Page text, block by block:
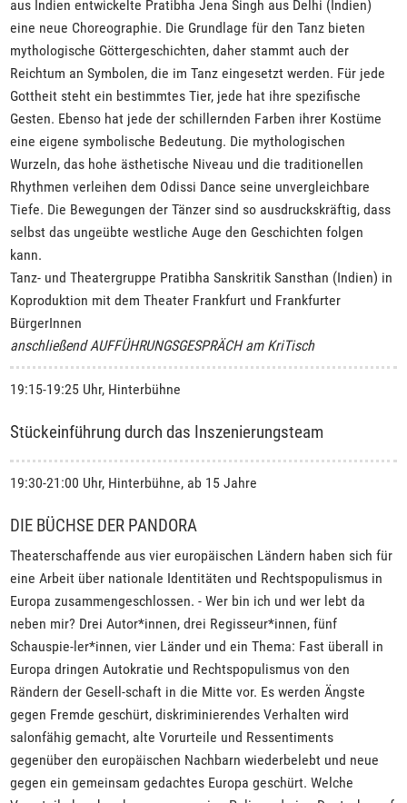
aus Indien entwickelte Pratibha Jena Singh aus Delhi (Indien)
eine neue Choreographie. Die Grundlage für den Tanz bieten
mythologische Göttergeschichten, daher stammt auch der
Reichtum an Symbolen, die im Tanz eingesetzt werden. Für jede
Gottheit steht ein bestimmtes Tier, jede hat ihre spezifische
Gesten. Ebenso hat jede der schillernden Farben ihrer Kostüme
eine eigene symbolische Bedeutung. Die mythologischen
Wurzeln, das hohe ästhetische Niveau und die traditionellen
Rhythmen verleihen dem Odissi Dance seine unvergleichbare
Tiefe. Die Bewegungen der Tänzer sind so ausdruckskräftig, dass
selbst das ungeübte westliche Auge den Geschichten folgen
kann.
Tanz- und Theatergruppe Pratibha Sanskritik Sansthan (Indien) in
Koproduktion mit dem Theater Frankfurt und Frankfurter
BürgerInnen
anschließend AUFFÜHRUNGSGESPRÄCH am KriTisch
19:15-19:25 Uhr, Hinterbühne
Stückeinführung durch das Inszenierungsteam
19:30-21:00 Uhr, Hinterbühne, ab 15 Jahre
DIE BÜCHSE DER PANDORA
Theaterschaffende aus vier europäischen Ländern haben sich für
eine Arbeit über nationale Identitäten und Rechtspopulismus in
Europa zusammengeschlossen. - Wer bin ich und wer lebt da
neben mir? Drei Autor*innen, drei Regisseur*innen, fünf
Schauspie-ler*innen, vier Länder und ein Thema: Fast überall in
Europa dringen Autokratie und Rechtspopulismus von den
Rändern der Gesell-schaft in die Mitte vor. Es werden Ängste
gegen Fremde geschürt, diskriminierendes Verhalten wird
salonfähig gemacht, alte Vorurteile und Ressentiments
gegenüber den europäischen Nachbarn wiederbelebt und neue
gegen ein gemeinsam gedachtes Europa geschürt. Welche